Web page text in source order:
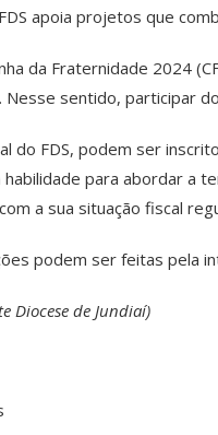
apoia projetos que
da Fraternidade 2024
Nesse sentido, participar
do FDS, podem ser
para abordar a
a sua situação fiscal
podem ser feitas pela
Diocese de Jundiaí)